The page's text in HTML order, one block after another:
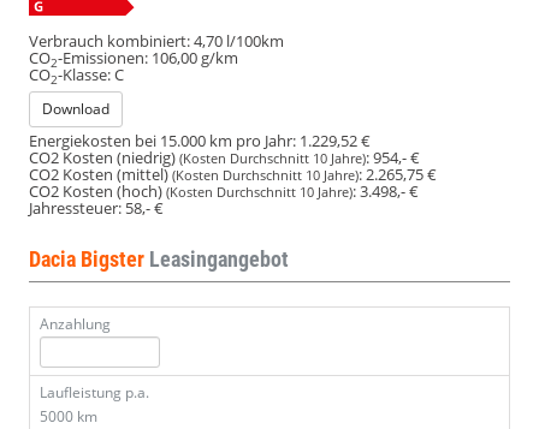
Verbrauch kombiniert:4,70 l/100km
CO2-Emissionen: 106,00 g/km
CO2-Klasse:C
Download
Energiekosten bei 15.000 km pro Jahr: 1.229,52 €
CO2 Kosten (niedrig) (Kosten Durchschnitt 10 Jahre):954,- €
CO2 Kosten (mittel)(Kosten Durchschnitt 10 Jahre):2.265,75 €
CO2 Kosten (hoch) (Kosten Durchschnitt 10 Jahre):3.498,- €
Jahressteuer: 58,- €
Dacia Bigster Leasingangebot
Anzahlung
Laufleistung p.a.
5000 km